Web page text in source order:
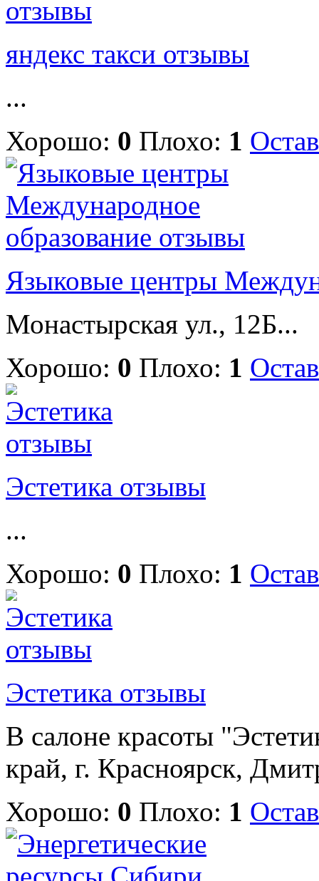
яндекс такси отзывы
...
Хорошо: 0 Плохо: 1
Языковые центры
Монастырская ул., 12Б...
Хорошо: 0 Плохо: 1
Эстетика отзывы
...
Хорошо: 0 Плохо: 1
Эстетика отзывы
В салоне красоты
край, г. Красноярск,
Хорошо: 0 Плохо: 1